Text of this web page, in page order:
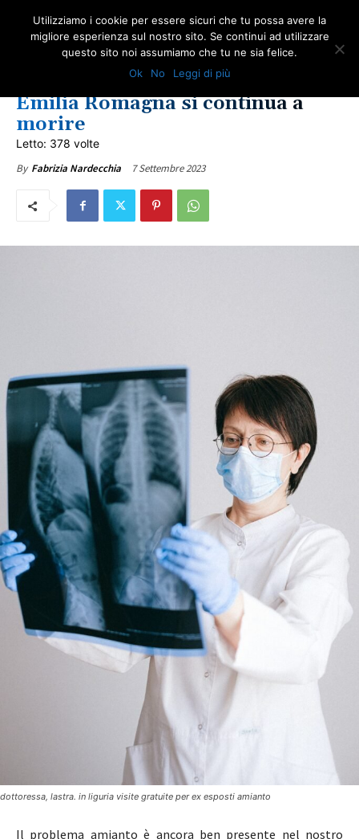
EMILIA ROMAGNA
Problema amianto: nel 2023 in
Emilia Romagna si continua a
morire
Letto: 378 volte
By Fabrizia Nardecchia 7 Settembre 2023
dottoressa, lastra. in liguria visite gratuite per ex esposti amianto
Il problema amianto è ancora ben presente nel nostro
Utilizziamo i cookie per essere sicuri che tu possa avere la
migliore esperienza sul nostro sito. Se continui ad utilizzare
questo sito noi assumiamo che tu ne sia felice.
Ok
No Leggi di più